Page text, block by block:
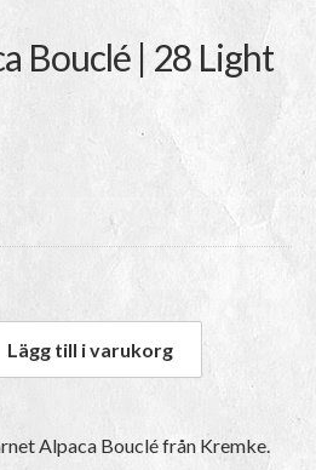
Bouclé | 28 Light
Bouclé | 28 Light Camel mängd
Lägg till i varukorg
Alpaca Bouclé från Kremke.